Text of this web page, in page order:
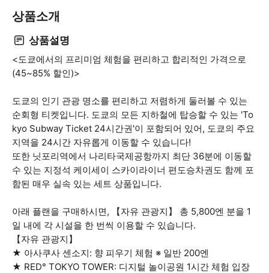
상품소개
상품설명
<도쿄에서의 프리미엄 체험을 편리하고 합리적인 가격으로
(45~85% 할인)>
도쿄의 인기 관광 명소를 편리하고 저렴하게 둘러볼 수 있는
순회형 티켓입니다. 도쿄의 모든 지하철에 탑승할 수 있는 'To
kyo Subway Ticket 24시간권'이 포함되어 있어, 도쿄의 주요
지역을 24시간 자유롭게 이동할 수 있습니다!
또한 닛포리역에서 나리타국제공항까지 최단 36분에 이동할
수 있는 지정석 케이세이 스카이라이너 편도승차권도 함께 포
함된 매우 실속 있는 세트 상품입니다.
아래 플랜을 구매하시면, 【자유 관광지】 총 5,800엔 분을 1
일 내에 각 시설을 한 번씩 이용할 수 있습니다.
【자유 관광지】
★ 아사쿠사 센소지: 향 피우기 체험 ※ 일반 200엔
★ RED° TOKYO TOWER: 디지털 놀이공원 1시간 체험 입장